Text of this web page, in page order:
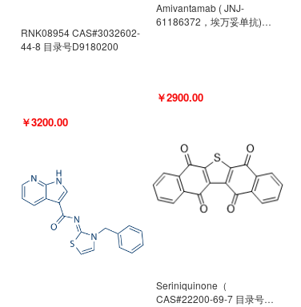
RNK08954 CAS#3032602-
44-8 目录号D9180200
￥3200.00
Amivantamab ( JNJ-
61186372，埃万妥单抗)
￥2900.00
Seriniquinone（
CAS#22200-69-7 目录号